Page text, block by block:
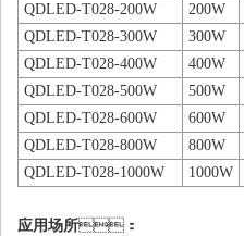
QDLED-T028-200W
200W
QDLED-T028-300W
300W
QDLED-T028-400W
400W
QDLED-T028-500W
500W
QDLED-T028-600W
600W
QDLED-T028-800W
800W
QDLED-T028-1000W
1000W
应用场所：